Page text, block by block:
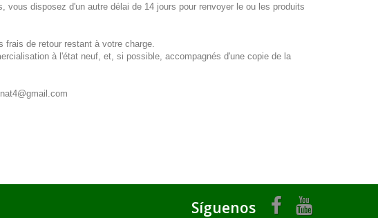
disposez d'un autre délai de 14 jours pour renvoyer le ou les produits
frais de retour restant à votre charge.
à l'état neuf, et, si possible, accompagnés d'une copie de la
Síguenos